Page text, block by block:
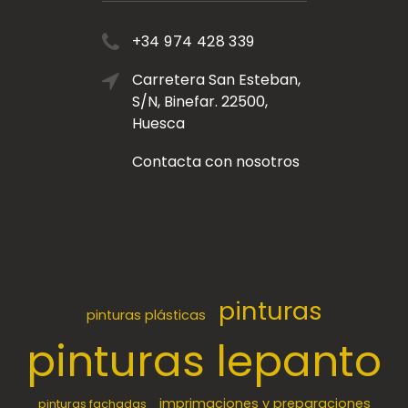
+34 974 428 339
Carretera San Esteban,
S/N, Binefar. 22500,
Huesca
Contacta con nosotros
pinturas plásticas pinturas
pinturas lepanto
pinturas fachadas imprimaciones y preparaciones